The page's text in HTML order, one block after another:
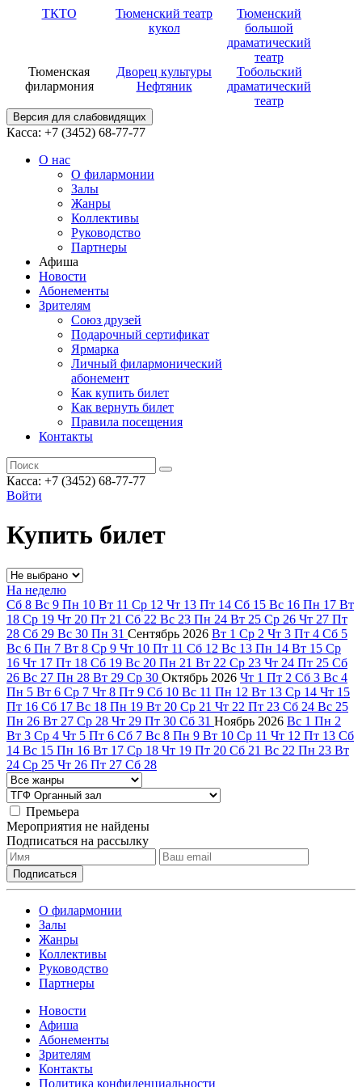
ТКТО
Тюменский театр
кукол
Тюменский
большой
драматический
театр
Тюменская
филармония
Дворец культуры
Нефтяник
Тобольский
драматический
театр
Версия для слабовидящих
Касса: +7 (3452) 68-77-77
О нас
О филармонии
Залы
Жанры
Коллективы
Руководство
Партнеры
Афиша
Новости
Абонементы
Зрителям
Союз друзей
Подарочный сертификат
Ярмарка
Личный филармонический
абонемент
Как купить билет
Как вернуть билет
Правила посещения
Контакты
Касса: +7 (3452) 68-77-77
Войти
Купить билет
На неделю
Сб 8 Вс 9 Пн 10 Вт 11 Ср 12 Чт 13 Пт 14 Сб 15 Вс 16 Пн 17 Вт
18 Ср 19 Чт 20 Пт 21 Сб 22 Вс 23 Пн 24 Вт 25 Ср 26 Чт 27 Пт
28 Сб 29 Вс 30 Пн 31 Сентябрь 2026 Вт 1 Ср 2 Чт 3 Пт 4 Сб 5
Вс 6 Пн 7 Вт 8 Ср 9 Чт 10 Пт 11 Сб 12 Вс 13 Пн 14 Вт 15 Ср
16 Чт 17 Пт 18 Сб 19 Вс 20 Пн 21 Вт 22 Ср 23 Чт 24 Пт 25 Сб
26 Вс 27 Пн 28 Вт 29 Ср 30 Октябрь 2026 Чт 1 Пт 2 Сб 3 Вс 4
Пн 5 Вт 6 Ср 7 Чт 8 Пт 9 Сб 10 Вс 11 Пн 12 Вт 13 Ср 14 Чт 15
Пт 16 Сб 17 Вс 18 Пн 19 Вт 20 Ср 21 Чт 22 Пт 23 Сб 24 Вс 25
Пн 26 Вт 27 Ср 28 Чт 29 Пт 30 Сб 31 Ноябрь 2026 Вс 1 Пн 2
Вт 3 Ср 4 Чт 5 Пт 6 Сб 7 Вс 8 Пн 9 Вт 10 Ср 11 Чт 12 Пт 13 Сб
14 Вс 15 Пн 16 Вт 17 Ср 18 Чт 19 Пт 20 Сб 21 Вс 22 Пн 23 Вт
24 Ср 25 Чт 26 Пт 27 Сб 28
Премьера
Мероприятия не найдены
Подписаться на рассылку
О филармонии
Залы
Жанры
Коллективы
Руководство
Партнеры
Новости
Афиша
Абонементы
Зрителям
Контакты
Политика конфиденциальности